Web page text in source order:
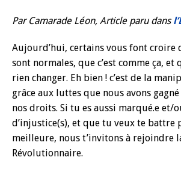
Par Camarade Léon, Article paru dans
Aujourd’hui, certains vous font croire
sont normales, que c’est comme ça, et
rien changer. Eh bien ! c’est de la
grâce aux luttes que nous avons
nos droits. Si tu es aussi marqué.e et/
d’injustice(s), et que tu veux te battre
meilleure, nous t’invitons à rejoindre
Révolutionnaire.